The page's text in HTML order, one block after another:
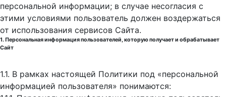
персональной информации; в случае несогласия с
этими условиями пользователь должен воздержаться
от использования сервисов Сайта.
1. Персональная информация пользователей, которую получает и обрабатывает
Сайт
1.1. В рамках настоящей Политики под «персональной
информацией пользователя» понимаются: